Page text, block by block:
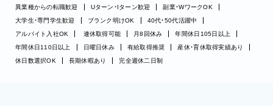
異業種からの転職歓迎
Uターン・Iターン歓迎
副業・WワークOK
大学生・専門学生歓迎
ブランク明けOK
40代・50代活躍中
アルバイト入社OK
連休取得可能 月8回休み
年間休日105日以上
年間休日110日以上
日曜日休み 有給取得推奨
産休・育休取得実績あり
休日数選択OK
長期休暇あり 完全週休二日制